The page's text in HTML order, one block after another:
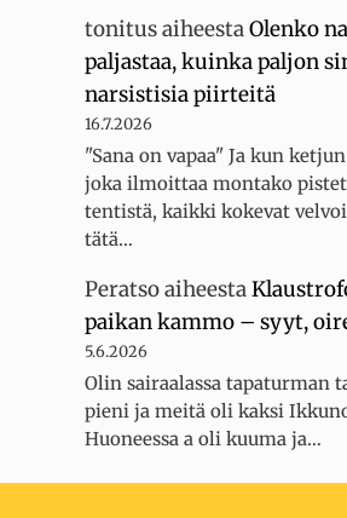
tonitusaiheestaOlenko
paljastaa, kuinka paljon
narsistisia piirteitä
16.7.2026
"Sana on vapaa" Ja kun
joka ilmoittaa montako
tentistä, kaikki kokevat
tätä…
Peratsoaiheesta
paikan kammo – syyt,
5.6.2026
Olin sairaalassa tapaturman
pieni ja meitä oli kaksi
Huoneessa a oli kuuma ja…